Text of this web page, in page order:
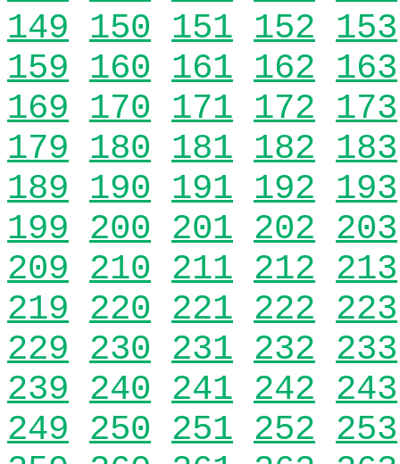
149 150 151 152 153
159 160 161 162 163
169 170 171 172 173
179 180 181 182 183
189 190 191 192 193
199 200 201 202 203
209 210 211 212 213
219 220 221 222 223
229 230 231 232 233
239 240 241 242 243
249 250 251 252 253